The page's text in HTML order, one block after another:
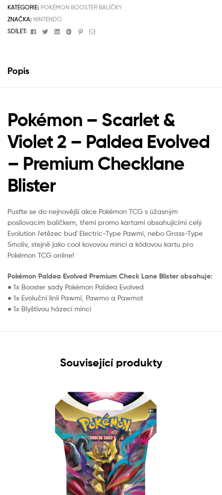
KATEGORIE: POKÉMON BOOSTER BALÍČKY
ZNAČKA: NINTENDO
SDÍLET:
FacebookTwitterLinkedinGoogle+Pinterest
Email
Popis
Pokémon – Scarlet &
Violet 2 – Paldea Evolved
– Premium Checklane
Blister
Pusťte se do nejnovější akce Pokémon TCG s úžasným
posilovacím balíčkem, třemi promo kartami obsahujícími celý
Evolution řetězec buď Electric-Type Pawmi, nebo Grass-Type
Smoliv, stejně jako cool kovovou minci a kódovou kartu pro
Pokémon TCG online!
Pokémon Paldea Evolved Premium Check Lane Blister obsahuje:
● 1x Booster sady Pokémon Paldea Evolved
● 1x Evoluční linii Pawmi, Pawmo a Pawmot
● 1x Blyštivou házecí minci
Související produkty